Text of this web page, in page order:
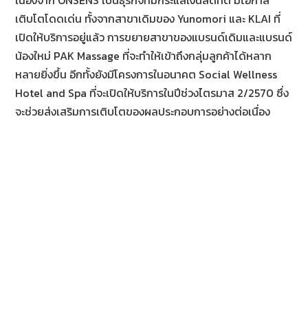
เติบโตโดดเด่น ทั้งจากสาขาเดิมของ Yunomori และ KLAI ที่
เปิดให้บริการอยู่แล้ว การขยายสาขาของแบรนด์เดิมและแบรนด์
น้องใหม่ PAK Massage ที่จะทำให้เข้าถึงกลุ่มลูกค้าได้หลาก
หลายยิ่งขึ้น อีกทั้งยังมีโครงการในอนาคต Social Wellness
Hotel and Spa ที่จะเปิดให้บริการในปีช่วงไตรมาส 2/2570 ซึ่ง
จะช่วยส่งเสริมการเติบโตของผลประกอบการอย่างต่อเนื่อง